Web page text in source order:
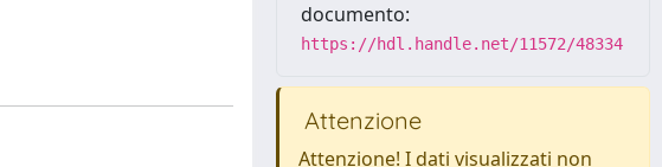
documento:
https://hdl.handle.net/11572/48334
Attenzione
Attenzione! I dati visualizzati non